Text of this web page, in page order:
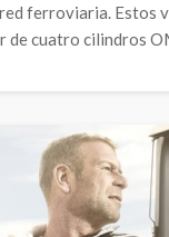
ferroviaria. Estos
cuatro cilindros
vehículo
del
G 410